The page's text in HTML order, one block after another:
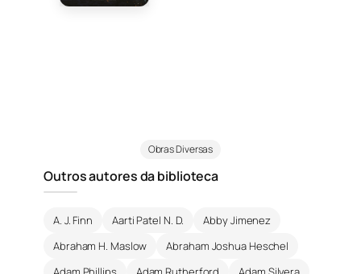
Obras Diversas
Outros autores da biblioteca
A. J. Finn Aarti Patel N. D.
Abby Jimenez
Abraham H. Maslow
Abraham Joshua Heschel